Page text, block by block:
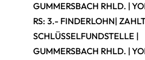
GUMMERSBACH RHLD. |
RS: 3.- FINDERLOHN|
SCHLÜSSELFUNDSTELLE |
GUMMERSBACH RHLD. |